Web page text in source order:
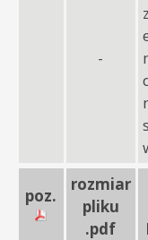
-
poz.
rozmiar
pliku
.pdf